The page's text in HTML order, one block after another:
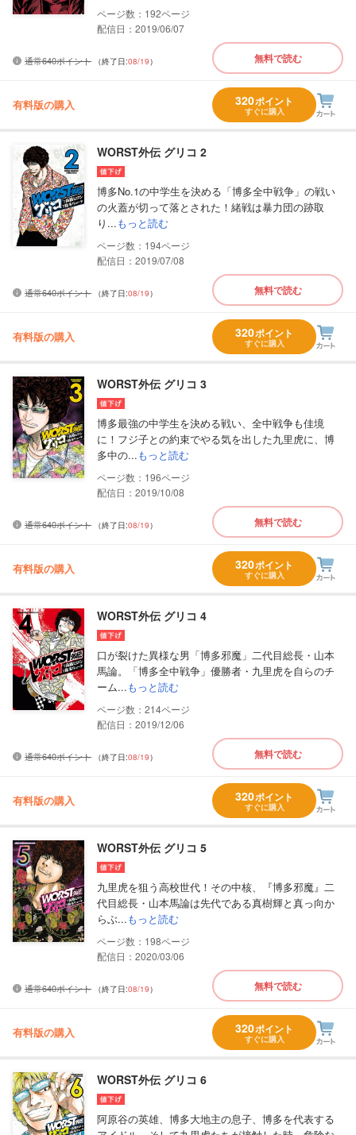
192
配信日：2019/06/07
通常640ポイント （終了日:08/19） 無料で読む
有料版の購入 320ポイント
すぐに購入
WORST外伝 グリコ 2
博多No.1の中学生を決める「博多全中戦争」の戦い
の火蓋が切って落とされた！緒戦は暴力団の跡取
り...もっと読む
194
配信日：2019/07/08
通常640ポイント （終了日:08/19） 無料で読む
有料版の購入 320ポイント
すぐに購入
WORST外伝 グリコ 3
博多最強の中学生を決める戦い、全中戦争も佳境
に！フジ子との約束でやる気を出した九里虎に、博
多中の...もっと読む
196
配信日：2019/10/08
通常640ポイント （終了日:08/19） 無料で読む
有料版の購入 320ポイント
すぐに購入
WORST外伝 グリコ 4
口が裂けた異様な男「博多邪魔」二代目総長・山本
馬論。「博多全中戦争」優勝者・九里虎を自らのチ
ーム...もっと読む
214
配信日：2019/12/06
通常640ポイント （終了日:08/19） 無料で読む
有料版の購入 320ポイント
すぐに購入
WORST外伝 グリコ 5
九里虎を狙う高校世代！その中核、『博多邪魔』二
代目総長・山本馬論は先代である真樹輝と真っ向か
らぶ...もっと読む
198
配信日：2020/03/06
通常640ポイント （終了日:08/19） 無料で読む
有料版の購入 320ポイント
すぐに購入
WORST外伝 グリコ 6
阿原谷の英雄、博多大地主の息子、博多を代表する